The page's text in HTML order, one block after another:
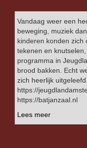
Vandaag weer een
beweging, muziek
kinderen konden zich
tekenen en
programma in
brood bakken. Echt
zich heerlijk
https://
https://batjanzaal.nl
Lees meer